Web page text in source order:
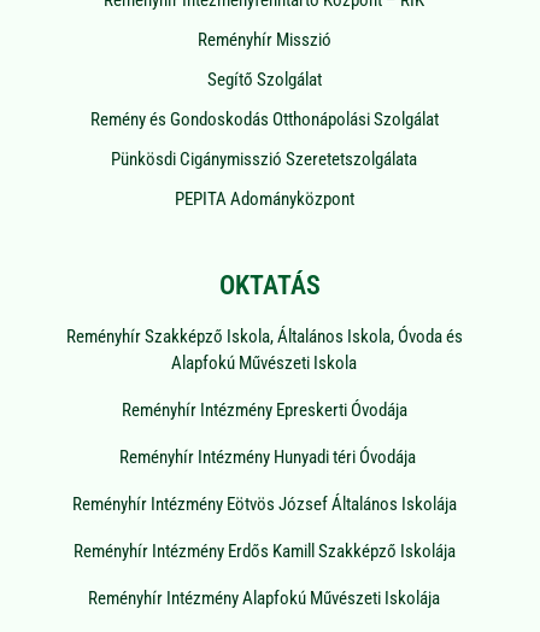
Reményhír Misszió
Segítő Szolgálat
Remény és Gondoskodás Otthonápolási Szolgálat
Pünkösdi Cigánymisszió Szeretetszolgálata
PEPITA Adományközpont
OKTATÁS
Reményhír Szakképző Iskola, Általános Iskola, Óvoda és
Alapfokú Művészeti Iskola
Reményhír Intézmény Epreskerti Óvodája
Reményhír Intézmény Hunyadi téri Óvodája
Reményhír Intézmény Eötvös József Általános Iskolája
Reményhír Intézmény Erdős Kamill Szakképző Iskolája
Reményhír Intézmény Alapfokú Művészeti Iskolája